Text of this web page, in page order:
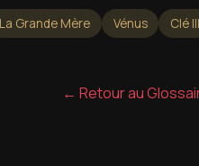
La Grande Mère Vénus Clé III
← Retour au